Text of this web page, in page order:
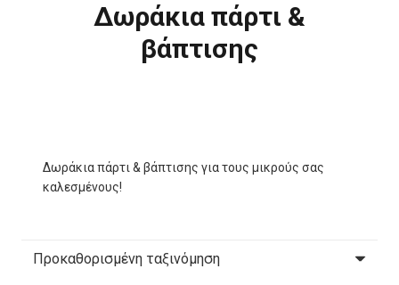
Δωράκια πάρτι &
βάπτισης
Δωράκια πάρτι & βάπτισης για τους μικρούς σας
καλεσμένους!